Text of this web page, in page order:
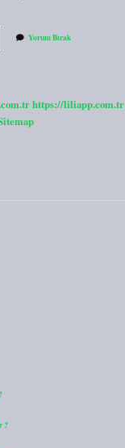
Yorum Bırak
https://liliapp.com.tr
?